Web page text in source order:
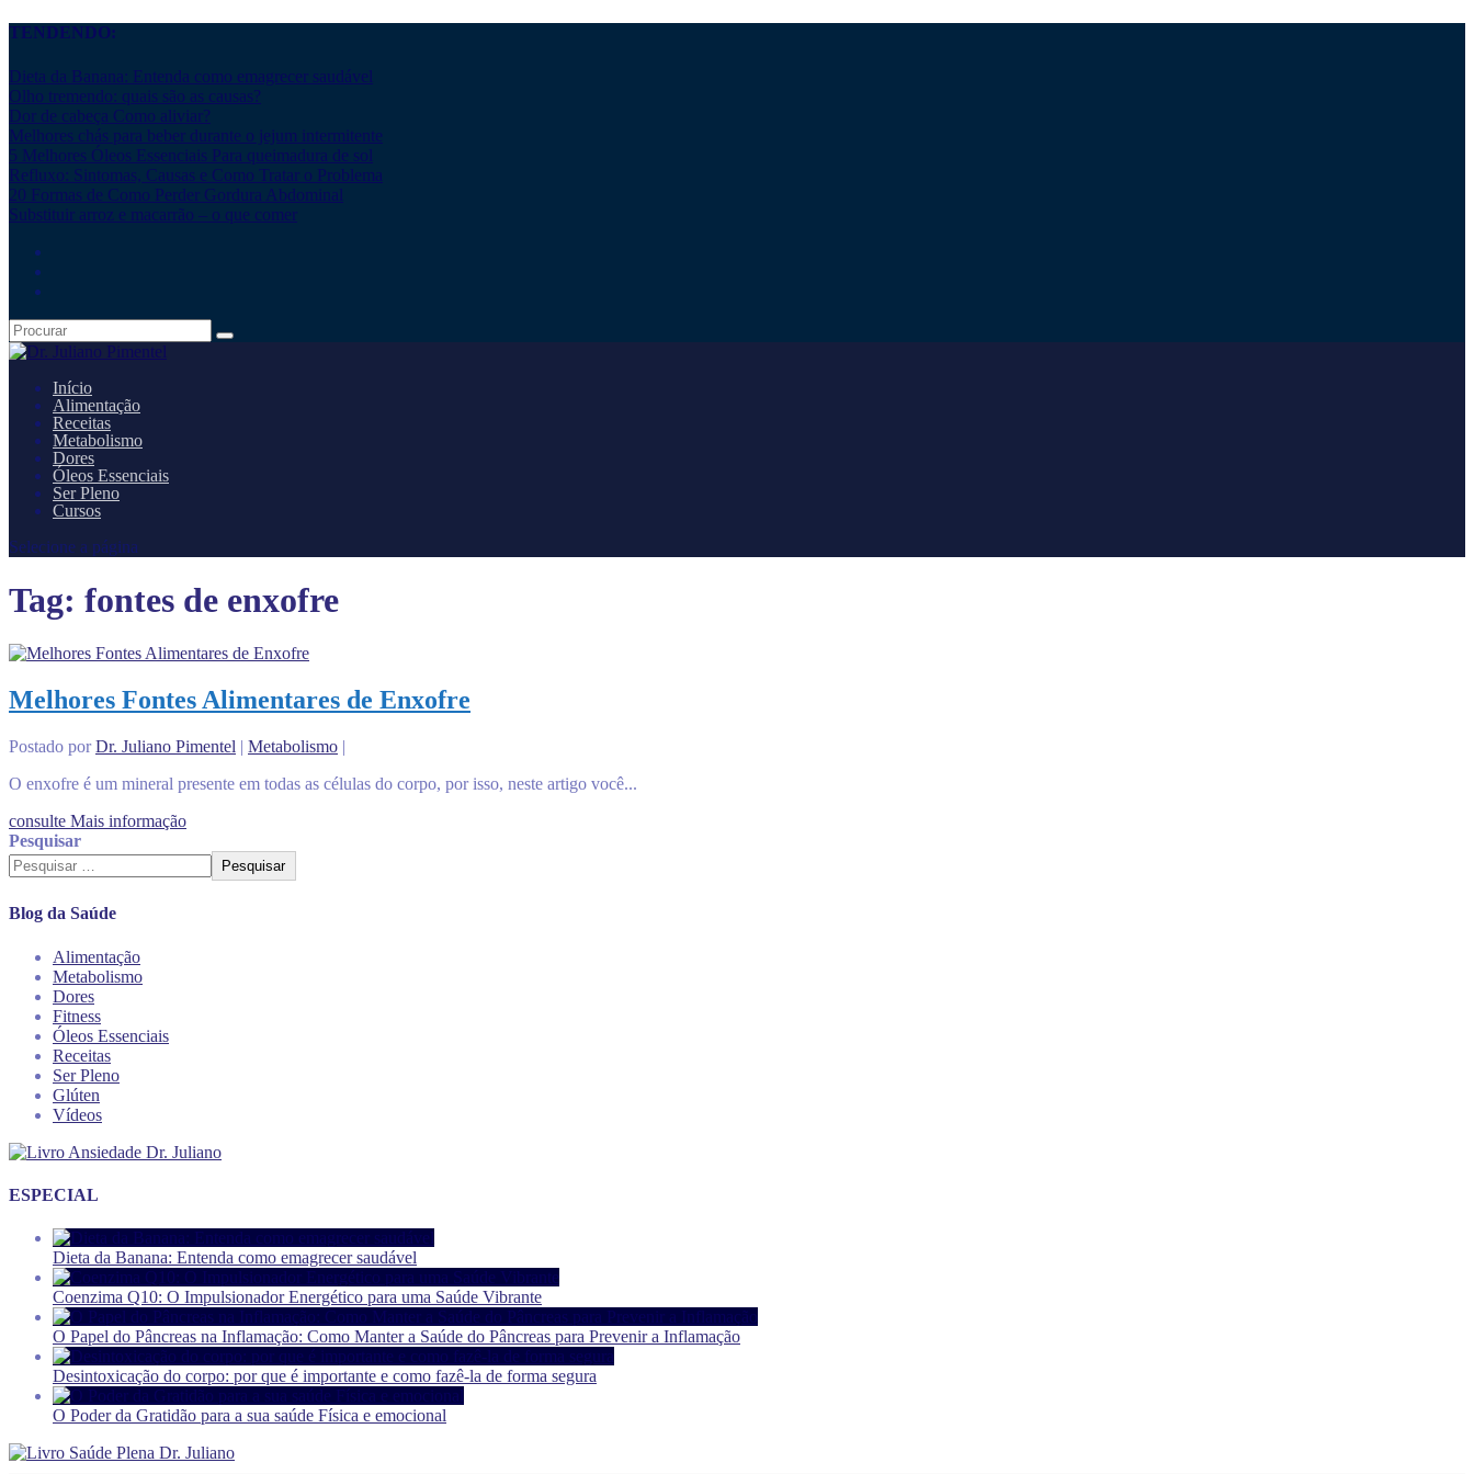
TENDENDO:
Dieta da Banana: Entenda como emagrecer saudável
Olho tremendo: quais são as causas?
Dor de cabeça Como aliviar?
Melhores chás para beber durante o jejum intermitente
5 Melhores Óleos Essenciais Para queimadura de sol
Refluxo: Sintomas, Causas e Como Tratar o Problema
20 Formas de Como Perder Gordura Abdominal
Substituir arroz e macarrão – o que comer
Início
Alimentação
Receitas
Metabolismo
Dores
Óleos Essenciais
Ser Pleno
Cursos
Selecione a página
Tag: fontes de enxofre
Melhores Fontes Alimentares de Enxofre
Postado porDr. Juliano Pimentel | Metabolismo |
O enxofre é um mineral presente em todas as células do corpo, por isso, neste artigo você...
consulte Mais informação
Pesquisar
Pesquisar
Blog da Saúde
Alimentação
Metabolismo
Dores
Fitness
Óleos Essenciais
Receitas
Ser Pleno
Glúten
Vídeos
ESPECIAL
Dieta da Banana: Entenda como emagrecer saudável
Coenzima Q10: O Impulsionador Energético para uma Saúde Vibrante
O Papel do Pâncreas na Inflamação: Como Manter a Saúde do Pâncreas para Prevenir a Inflamação
Desintoxicação do corpo: por que é importante e como fazê-la de forma segura
O Poder da Gratidão para a sua saúde Física e emocional